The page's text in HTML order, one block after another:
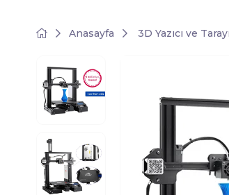
Anasayfa 3D Yazıcı ve